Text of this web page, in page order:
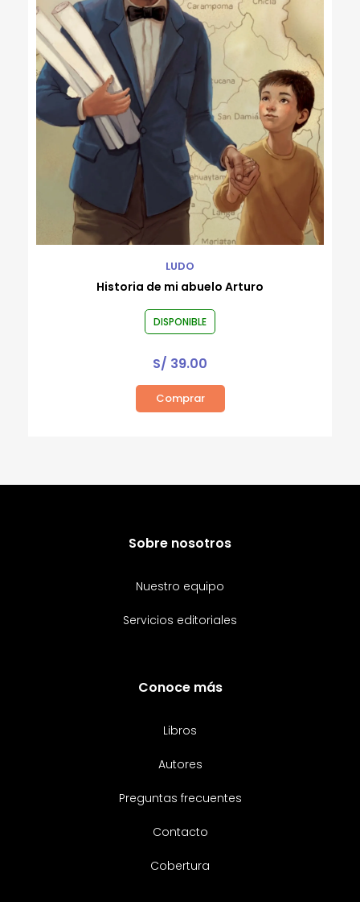
Rafael Flórez-Estrada
Robert Gammon
Roberto Bernui
Roberto Reyes Tarazona
Rodrigo Luque
Ronald Rivera Cachique
Rossana Sala
Valeria Venegas
Varios autores
Wayo Saravia
LUDO
Historia de mi abuelo Arturo
DISPONIBLE
S/ 39.00
Comprar
Sobre nosotros
Nuestro equipo
Servicios editoriales
Conoce más
Libros
Autores
Preguntas frecuentes
Contacto
Cobertura